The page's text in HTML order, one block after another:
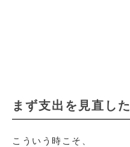
まず支出を見直した
こういう時こそ、